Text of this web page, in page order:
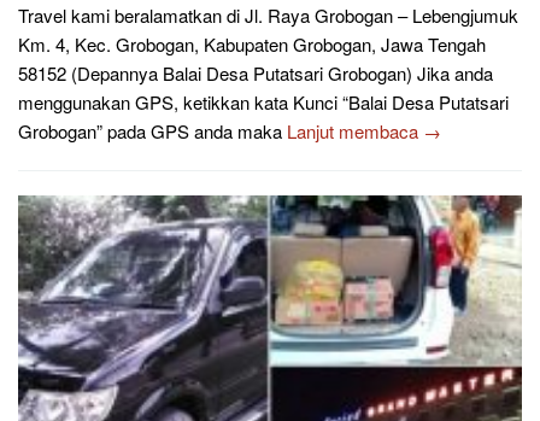
Travel kami beralamatkan di Jl. Raya Grobogan – Lebengjumuk
Km. 4, Kec. Grobogan, Kabupaten Grobogan, Jawa Tengah
58152 (Depannya Balai Desa Putatsari Grobogan) Jika anda
menggunakan GPS, ketikkan kata Kunci “Balai Desa Putatsari
Grobogan” pada GPS anda maka Lanjut membaca →